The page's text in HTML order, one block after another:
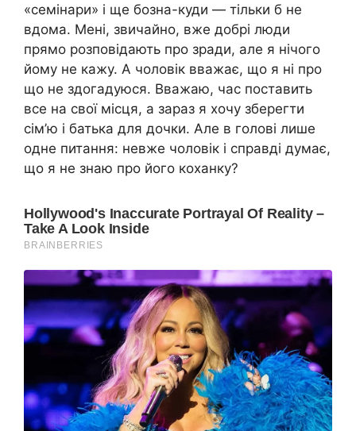
«семінари» і ще бозна-куди — тільки б не
вдома. Мені, звичайно, вже добрі люди
прямо розповідають про зради, але я нічого
йому не кажу. А чоловік вважає, що я ні про
що не здогадуюся. Вважаю, час поставить
все на свої місця, а зараз я хочу зберегти
сім’ю і батька для дочки. Але в голові лише
одне питання: невже чоловік і справді думає,
що я не знаю про його коханку?